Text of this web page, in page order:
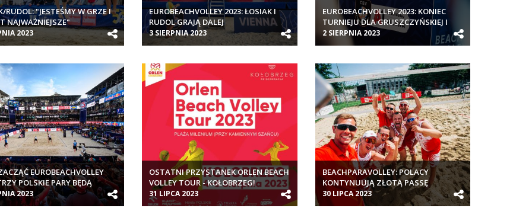
RUDOL: "JESTEŚMY W GRZE I
NAJWAŻNIEJSZE"
2023
EUROBEACHVOLLEY 2023: ŁOSIAK I
RUDOL GRAJĄ DALEJ
3 SIERPNIA 2023
EUROBEACHVOLLEY 2023: KONIEC
TURNIEJU DLA GRUSZCZYŃSKIEJ I
WACHOWICZ
2 SIERPNIA 2023
EUROBEACHVOLLEY
POLSKIE PARY BĘDĄ
W WIEDNIU
2023
OSTATNI PRZYSTANEK ORLEN BEACH
VOLLEY TOUR - KOŁOBRZEG!
31 LIPCA 2023
BEACHPARAVOLLEY: POLACY
KONTYNUUJĄ ZŁOTĄ PASSĘ
30 LIPCA 2023